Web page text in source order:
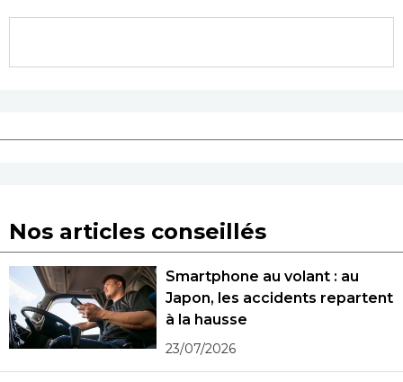
Nos articles conseillés
Smartphone au volant : au
Japon, les accidents repartent
à la hausse
23/07/2026